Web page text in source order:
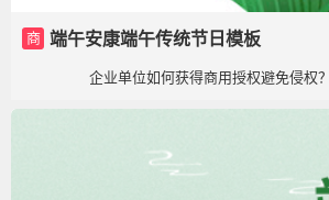
商 端午安康端午传统节日模板
企业单位如何获得商用授权避免侵权？